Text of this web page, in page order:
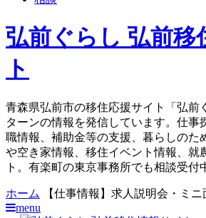
弘前ぐらし 弘前移
ト
青森県弘前市の移住応援サイト「弘前
ターンの情報を発信しています。仕事
職情報、補助金等の支援、暮らしのた
や空き家情報、移住イベント情報、就
ト。有楽町の東京事務所でも相談受付
ホーム
【仕事情報】求人説明会・ミニ
menu